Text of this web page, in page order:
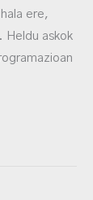
ere,
Heldu askok